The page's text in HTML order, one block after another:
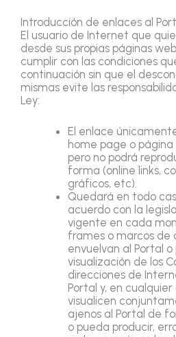
Introducción de enlaces al
El usuario de Internet que
desde sus propias páginas
cumplir con las condiciones
continuación sin que el
mismas evite las
Ley:
El enlace
home page o página
pero no podrá
forma (online links,
gráficos, etc).
Quedará en todo
acuerdo con la
vigente en cada
frames o marcos de
envuelvan al Portal
visualización de los
direcciones de
Portal y, en
visualicen
ajenos al Portal de
o pueda producir,